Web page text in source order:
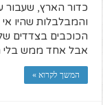
כדור הארץ, שעבור
והמבלבלות שהיו
הכוכבים בצדדים
אבל אחד ממש בלי
המשך לקרוא »